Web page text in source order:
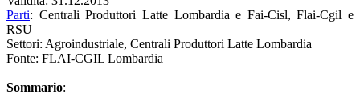
Parti: Centrali Produttori Latte Lombardia e Fai-Cisl, Flai-Cgil e
RSU
Settori: Agroindustriale, Centrali Produttori Latte Lombardia
Fonte: FLAI-CGIL Lombardia
Sommario: